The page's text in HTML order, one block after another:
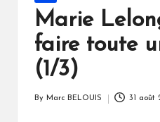
in
Marie
faire toute
(1/3)
By Marc BELOUIS 31 août